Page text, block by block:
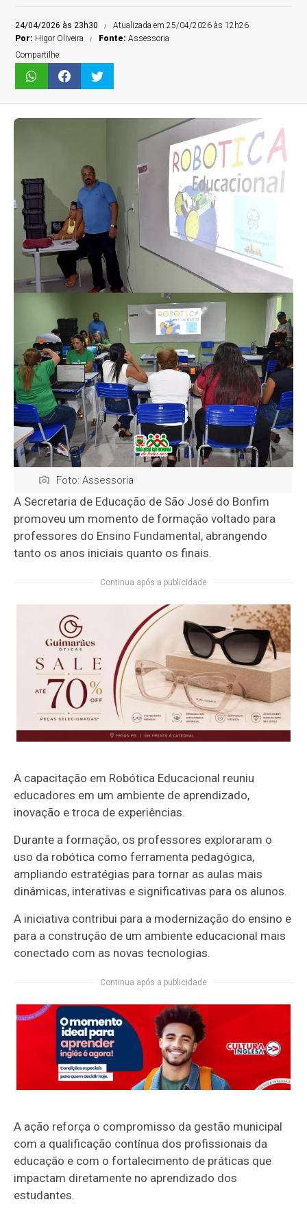
24/04/2026 às 23h30
Atualizada em 25/04/2026 às 12h26
Por: Higor Oliveira Fonte:Assessoria
Compartilhe:
Foto: Assessoria
A Secretaria de Educação de São José do Bonfim
promoveu um momento de formação voltado para
professores do Ensino Fundamental, abrangendo
tanto os anos iniciais quanto os finais.
Continua após a publicidade
A capacitação em Robótica Educacional reuniu
educadores em um ambiente de aprendizado,
inovação e troca de experiências.
Durante a formação, os professores exploraram o
uso da robótica como ferramenta pedagógica,
ampliando estratégias para tornar as aulas mais
dinâmicas, interativas e significativas para os alunos.
A iniciativa contribui para a modernização do ensino e
para a construção de um ambiente educacional mais
conectado com as novas tecnologias.
Continua após a publicidade
A ação reforça o compromisso da gestão municipal
com a qualificação contínua dos profissionais da
educação e com o fortalecimento de práticas que
impactam diretamente no aprendizado dos
estudantes.